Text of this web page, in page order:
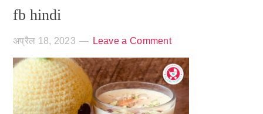
fb hindi
अप्रैल 18, 2023 Leave a Comment